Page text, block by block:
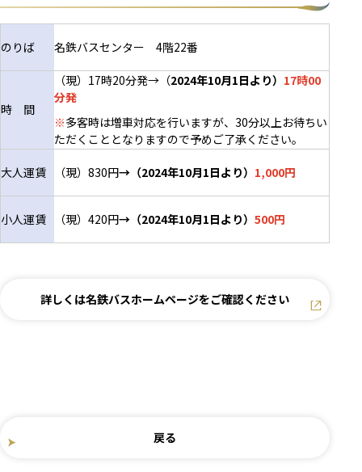
のりば 名鉄バスセンター 4階22番
時 間
（現）17時20分発→（2024年10月1日より） 17時00
分発
※多客時は増車対応を行いますが、30分以上お待ちい
ただくこととなりますので予めご了承ください。
大人運賃 （現）830円→（2024年10月1日より） 1,000円
小人運賃 （現）420円→（2024年10月1日より） 500円
詳しくは名鉄バスホームページをご確認ください 別窓で開きま
戻る